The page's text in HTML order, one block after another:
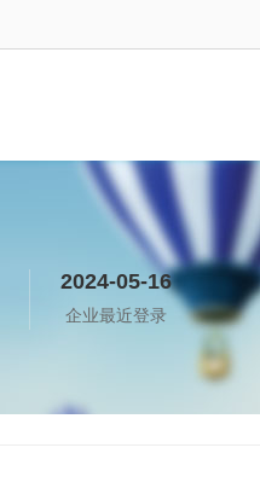
2024-05-16
企业最近登录